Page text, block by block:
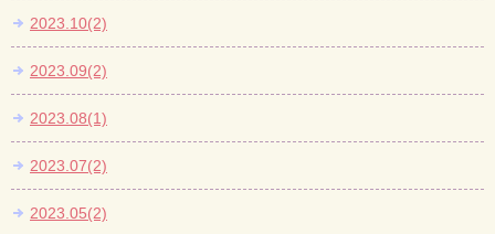
2023.10(2)
2023.09(2)
2023.08(1)
2023.07(2)
2023.05(2)